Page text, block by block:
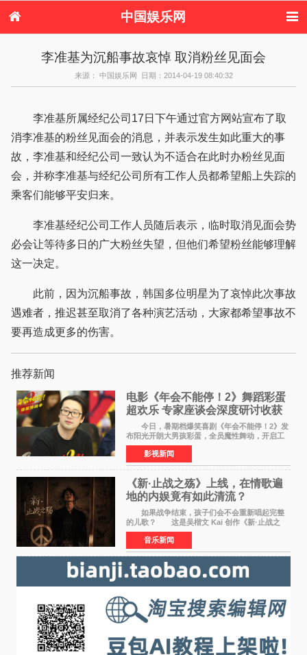
中国娱乐网
港台娱乐
日本娱乐 韩国娱乐
欧美娱乐
音乐新闻 影视新闻
内地明星八卦
八卦
李准基为沉船事故哀悼 取消粉丝见面会
来源： 中国娱乐网 日期：2014-04-19 08:40:32
李准基所属经纪公司17日下午通过官方网站宣布了取
消李准基的粉丝见面会的消息，并表示发生如此重大的事
故，李准基和经纪公司一致认为不适合在此时办粉丝见面
会，并称李准基与经纪公司所有工作人员都希望船上失踪的
乘客们能够平安归来。
李准基经纪公司工作人员随后表示，临时取消见面会势
必会让等待多日的广大粉丝失望，但他们希望粉丝能够理解
这一决定。
此前，因为沉船事故，韩国多位明星为了哀悼此次事故
遇难者，推迟甚至取消了各种演艺活动，大家都希望事故不
要再造成更多的伤害。
推荐新闻
电影《年会不能停！2》舞蹈彩蛋
超欢乐 专家座谈会深度研讨收获
满满
今日，暑期档爆笑喜剧《年会不能停！2》发
布阳光开朗大男孩彩蛋，全员魔性舞动，开启工
位狂欢模式。影片于昨日同步举办专家座谈会，
导演董润年、总制片人应萝佳出席现场，与一众
业内、学界专家
影视新闻
《新·止战之殇》上线，在情歌遍
地的内娱竟有如此清流？
如果战争结束，孩子们会不会重新唱起完整
的儿歌？ 这是吴楷文 Kai 创作《新·止战之
殇》时最初的想法。 从伊朗相关冲突引发的
地区局势，到世界各地仍在发生的动荡与不安，
战争从来不只
音乐新闻